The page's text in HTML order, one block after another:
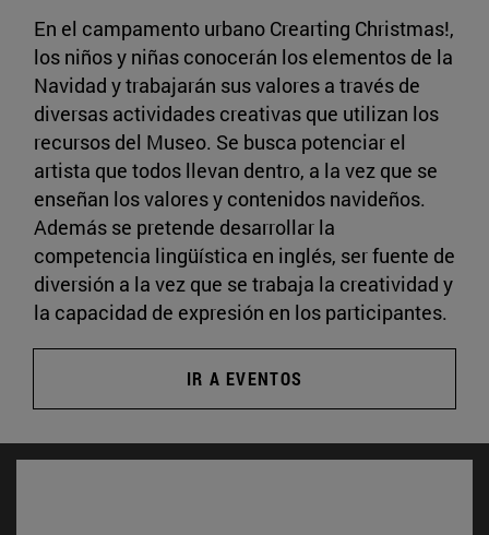
En el campamento urbano Crearting Christmas!,
los niños y niñas conocerán los elementos de la
Navidad y trabajarán sus valores a través de
diversas actividades creativas que utilizan los
recursos del Museo. Se busca potenciar el
artista que todos llevan dentro, a la vez que se
enseñan los valores y contenidos navideños.
Además se pretende desarrollar la
competencia lingüística en inglés, ser fuente de
diversión a la vez que se trabaja la creatividad y
la capacidad de expresión en los participantes.
IR A EVENTOS